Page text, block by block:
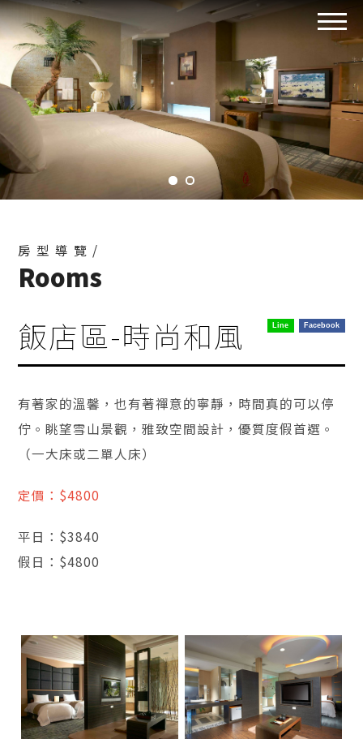
房型導覽/
Rooms
Facebook
Line
飯店區-時尚和風
有著家的溫馨，也有著禪意的寧靜，時間真的可以停
佇。眺望雪山景觀，雅致空間設計，優質度假首選。
（一大床或二單人床）
定價：$4800
平日：$3840
假日：$4800